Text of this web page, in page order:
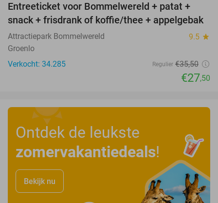
23%
Entreeticket voor Bommelwereld + patat +
snack + frisdrank of koffie/thee + appelgebak
Attractiepark Bommelwereld 9.5 star
Groenlo
Verkocht: 34.285
Regulier €35,50
€27,50
Ontdek de leukste
zomervakantiedeals!
Bekijk nu